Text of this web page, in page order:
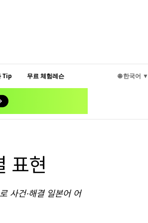
Tip 무료 체험레슨 🌐 한국어 ▼
표현
사건·해결 일본어 어